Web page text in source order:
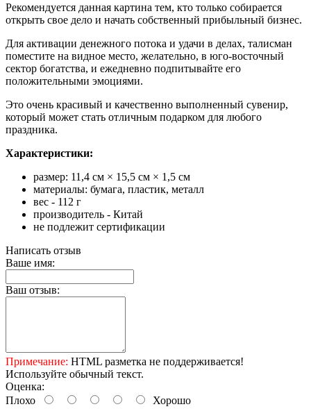
Рекомендуется данная картина тем, кто только собирается
открыть свое дело и начать собственный прибыльный бизнес.
Для активации денежного потока и удачи в делах, талисман
поместите на видное место, желательно, в юго-восточный
сектор богатства, и ежедневно подпитывайте его
положительными эмоциями.
Это очень красивый и качественно выполненный сувенир,
который может стать отличным подарком для любого
праздника.
Характеристики:
размер: 11,4 см × 15,5 см × 1,5 см
материалы: бумага, пластик, металл
вес - 112 г
производитель - Китай
не подлежит сертификации
Написать отзыв
Ваше имя:
Ваш отзыв:
Примечание: HTML разметка не поддерживается!
Используйте обычный текст.
Оценка:
Плохо
Хорошо